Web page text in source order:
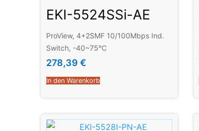
EKI-5524SSi-AE
ProView, 4+2SMF 10/100Mbps Ind.
Switch, -40~75°C
278,39 €
In den Warenkorb